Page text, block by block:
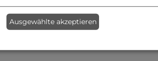
Ausgewählte akzeptieren